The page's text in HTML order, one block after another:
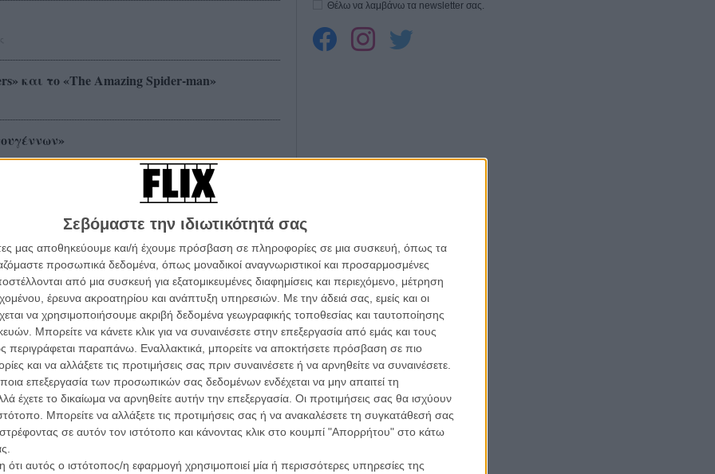
Σεβόμαστε την ιδιωτικότητά σας
μας αποθηκεύουμε και/ή έχουμε πρόσβαση σε πληροφορίες σε μια συσκευή, όπως τα
προσωπικά δεδομένα, όπως μοναδικοί αναγνωριστικοί και προσαρμοσμένες
από μια συσκευή για εξατομικευμένες διαφημίσεις και περιεχόμενο, μέτρηση
έρευνα ακροατηρίου και ανάπτυξη υπηρεσιών. Με την άδειά σας, εμείς και οι
να χρησιμοποιήσουμε ακριβή δεδομένα γεωγραφικής τοποθεσίας και ταυτοποίησης
Μπορείτε να κάνετε κλικ για να συναινέσετε στην επεξεργασία από εμάς και τους
περιγράφεται παραπάνω. Εναλλακτικά, μπορείτε να αποκτήσετε πρόσβαση σε πιο
και να αλλάξετε τις προτιμήσεις σας πριν συναινέσετε ή να αρνηθείτε να συναινέσετε.
επεξεργασία των προσωπικών σας δεδομένων ενδέχεται να μην απαιτεί τη
έχετε το δικαίωμα να αρνηθείτε αυτήν την επεξεργασία. Οι προτιμήσεις σας θα ισχύουν
Μπορείτε να αλλάξετε τις προτιμήσεις σας ή να ανακαλέσετε τη συγκατάθεσή σας
σε αυτόν τον ιστότοπο και κάνοντας κλικ στο κουμπί "Απορρήτου" στο κάτω
αυτός ο ιστότοπος/η εφαρμογή χρησιμοποιεί μία ή περισσότερες υπηρεσίες της
και το «The Amazing Spider-man»
που ξεχωρίζει!
τα πόστερ του Drive κι ένα film clip)
τους
αλήθεια...
Θέλω να λαμβάνω τα newsletter σας.